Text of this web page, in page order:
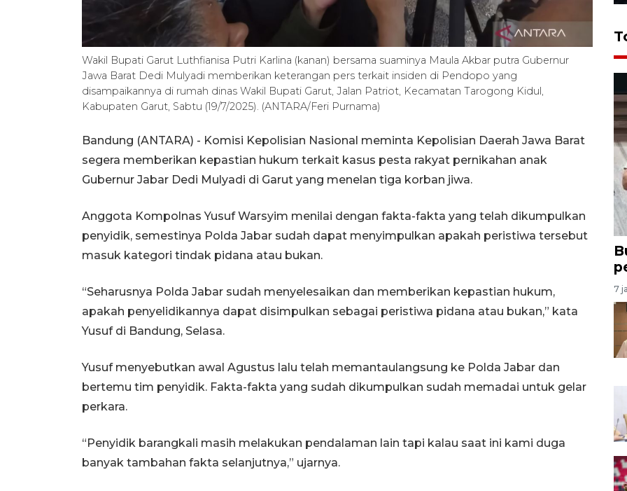
Wakil Bupati Garut Luthfianisa Putri Karlina (kanan) bersama suaminya Maula Akbar putra Gubernur
Jawa Barat Dedi Mulyadi memberikan keterangan pers terkait insiden di Pendopo yang
disampaikannya di rumah dinas Wakil Bupati Garut, Jalan Patriot, Kecamatan Tarogong Kidul,
Kabupaten Garut, Sabtu (19/7/2025). (ANTARA/Feri Purnama)
Bandung (ANTARA) - Komisi Kepolisian Nasional meminta Kepolisian Daerah Jawa Barat
segera memberikan kepastian hukum terkait kasus pesta rakyat pernikahan anak
Gubernur Jabar Dedi Mulyadi di Garut yang menelan tiga korban jiwa.
Anggota Kompolnas Yusuf Warsyim menilai dengan fakta-fakta yang telah dikumpulkan
penyidik, semestinya Polda Jabar sudah dapat menyimpulkan apakah peristiwa tersebut
masuk kategori tindak pidana atau bukan.
“Seharusnya Polda Jabar sudah menyelesaikan dan memberikan kepastian hukum,
apakah penyelidikannya dapat disimpulkan sebagai peristiwa pidana atau bukan,” kata
Yusuf di Bandung, Selasa.
Yusuf menyebutkan awal Agustus lalu telah memantaulangsung ke Polda Jabar dan
bertemu tim penyidik. Fakta-fakta yang sudah dikumpulkan sudah memadai untuk gelar
perkara.
“Penyidik barangkali masih melakukan pendalaman lain tapi kalau saat ini kami duga
banyak tambahan fakta selanjutnya,” ujarnya.
7